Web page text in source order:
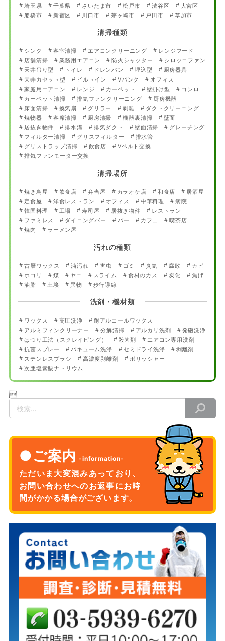
埼玉県
千葉県 さいたま市 松戸市 渋谷区
大宮区
船橋市
新宿区 川口市 茅ヶ崎市 戸田市 草加市
清掃種類
シンク 客室清掃 エアコンクリーニング
レンジフード
店舗清掃
業務用エアコン 防火シャッター
シロッコファン
天井吊り型
トイレ ドレンパン 埋込型
厨房器具
天井カセット型
ビルトイン Vバンク
オフィス
家庭用エアコン
レンジ カーペット 壁掛け型
コンロ
カーペット清掃
排気ファンクリーニング
厨房機器
床面清掃
換気扇 グリラー 剥離
ダクトクリーニング
焼物器
客席清掃 厨房清掃 機器裏清掃
壁面
居抜き物件
排水溝 排気ダクト 壁面清掃
グレーチング
フィルター清掃
グリスフィルター
排水管
グリストラップ清掃
飲食店
Vベルト交換
排気ファンモーター交換
清掃場所
焼き鳥屋 飲食店 弁当屋 カラオケ店 和食店
居酒屋
定食屋
洋食レストラン オフィス 中華料理
病院
韓国料理
工場 寿司屋 居抜き物件
レストラン
ファミレス
ダイニングバー バー カフェ
喫茶店
焼肉
ラーメン屋
汚れの種類
古層ワックス 油汚れ 害虫 ゴミ 臭気 腐敗
カビ
ホコリ
煤 ヤニ スライム 食材のカス 炭化
焦げ
油脂
土埃 異物 歩行導線
洗剤・機材類
ワックス 高圧洗浄
耐アルコールワックス
アルミフィンクリーナー
分解清掃 アルカリ洗剤
発砲洗浄
はつり工法（スクレイピング）
殺菌剤
エアコン専用洗剤
抗菌スプレー
バキューム洗浄 セミドライ洗浄
剥離剤
ステンレスブラシ
高濃度剥離剤
ポリッシャー
次亜塩素酸ナトリウム

検
ご案内
ただいま大変混みあっており、
お問い合わせへのお返事にお時
間がかかる場合がございます。